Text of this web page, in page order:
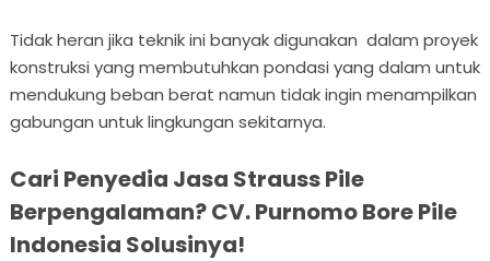
Tidak heran jika teknik ini banyak digunakan dalam proyek
konstruksi yang membutuhkan pondasi yang dalam untuk
mendukung beban berat namun tidak ingin menampilkan
gabungan untuk lingkungan sekitarnya.
Cari Penyedia Jasa Strauss Pile
Berpengalaman? CV. Purnomo Bore Pile
Indonesia Solusinya!